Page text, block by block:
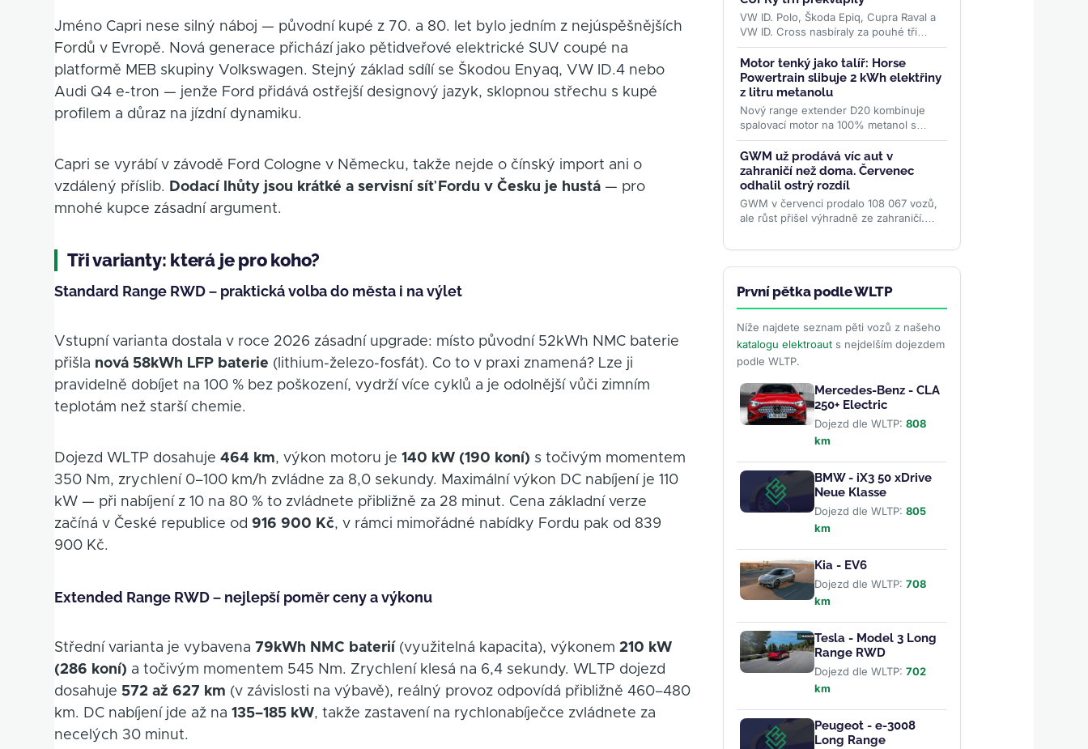
Jméno Capri nese silný náboj — původní kupé z 70. a 80. let bylo jedním z nejúspěšnějších
Fordů v Evropě. Nová generace přichází jako pětidveřové elektrické SUV coupé na
platformě MEB skupiny Volkswagen. Stejný základ sdílí se Škodou Enyaq, VW ID.4 nebo
Audi Q4 e-tron — jenže Ford přidává ostřejší designový jazyk, sklopnou střechu s kupé
profilem a důraz na jízdní dynamiku.
Capri se vyrábí v závodě Ford Cologne v Německu, takže nejde o čínský import ani o
vzdálený příslib.
Dodací lhůty jsou krátké a servisní síť Fordu v Česku je hustá — pro
mnohé kupce zásadní argument.
Tři varianty: která je pro koho?
Standard Range RWD – praktická volba do města i na výlet
Vstupní varianta dostala v roce 2026 zásadní upgrade: místo původní 52kWh NMC baterie
přišla nová 58kWh LFP baterie (lithium-železo-fosfát). Co to v praxi znamená? Lze ji
pravidelně dobíjet na 100 % bez poškození, vydrží více cyklů a je odolnější vůči zimním
teplotám než starší chemie.
Dojezd WLTP dosahuje464 km, výkon motoru je140 kW (190 koní) s točivým momentem
350 Nm, zrychlení 0–100 km/h zvládne za 8,0 sekundy. Maximální výkon DC nabíjení je 110
kW — při nabíjení z 10 na 80 % to zvládnete přibližně za 28 minut. Cena základní verze
začíná v České republice od916 900 Kč, v rámci mimořádné nabídky Fordu pak od 839
900 Kč.
Extended Range RWD – nejlepší poměr ceny a výkonu
Střední varianta je vybavena 79kWh NMC baterií (využitelná kapacita), výkonem210 kW
(286 koní) a točivým momentem 545 Nm. Zrychlení klesá na 6,4 sekundy. WLTP dojezd
dosahuje572 až 627 km (v závislosti na výbavě), reálný provoz odpovídá přibližně 460–480
km. DC nabíjení jde až na135–185 kW, takže zastavení na rychlonabíječce zvládnete za
necelých 30 minut.
VW ID. Polo, Škoda Epiq, Cupra Raval a
VW ID. Cross nasbíraly za pouhé tři
měsíce přes 70 000 objednávek. Levná
rodina elektromobilů...>>
Motor tenký jako talíř: Horse
Powertrain slibuje 2 kWh elektřiny
z litru metanolu
Nový range extender D20 kombinuje
spalovací motor na 100% metanol s
kompaktním diskovým generátorem o
účinnosti 96,4 %. Firma slibuje
studený...>>
GWM už prodává víc aut v
zahraničí než doma. Červenec
odhalil ostrý rozdíl
GWM v červenci prodalo 108 067 vozů,
ale růst přišel výhradně ze zahraničí.
prodeje, zatímco...>>
První pětka podle WLTP
Níže najdete seznam pěti vozů z našeho
katalogu elektroauts nejdelším dojezdem
podle WLTP.
Mercedes-Benz - CLA
250+ Electric
Dojezd dle WLTP: 808
km
BMW - iX3 50 xDrive
Neue Klasse
Dojezd dle WLTP: 805
km
Kia - EV6
Dojezd dle WLTP: 708
km
Tesla - Model 3 Long
Range RWD
Dojezd dle WLTP: 702
km
Peugeot - e-3008
Long Range